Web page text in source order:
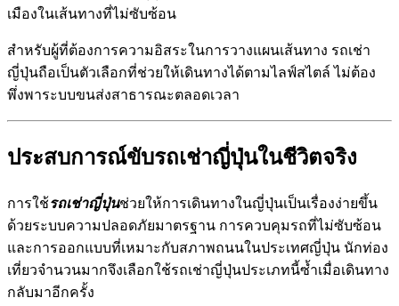
เมืองในเส้นทางที่ไม่ซับซ้อน
สำหรับผู้ที่ต้องการความอิสระในการวางแผนเส้นทาง รถเช่า
ญี่ปุ่นถือเป็นตัวเลือกที่ช่วยให้เดินทางได้ตามไลฟ์สไตล์ ไม่ต้อง
พึ่งพาระบบขนส่งสาธารณะตลอดเวลา
ประสบการณ์ขับรถเช่าญี่ปุ่นในชีวิตจริง
การใช้รถเช่าญี่ปุ่นช่วยให้การเดินทางในญี่ปุ่นเป็นเรื่องง่ายขึ้น
ด้วยระบบความปลอดภัยมาตรฐาน การควบคุมรถที่ไม่ซับซ้อน
และการออกแบบที่เหมาะกับสภาพถนนในประเทศญี่ปุ่น นักท่อง
เที่ยวจำนวนมากจึงเลือกใช้รถเช่าญี่ปุ่นประเภทนี้ซ้ำเมื่อเดินทาง
กลับมาอีกครั้ง